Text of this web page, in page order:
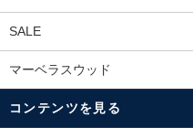
SALE
マーベラスウッド
コンテンツを見る